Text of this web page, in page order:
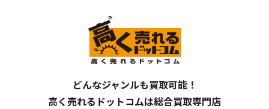
どんなジャンルも買取可能！
高く売れるドットコムは総合買取専門店